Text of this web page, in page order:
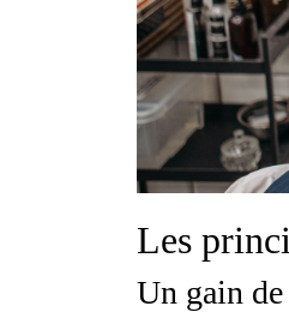
Les
Un gain